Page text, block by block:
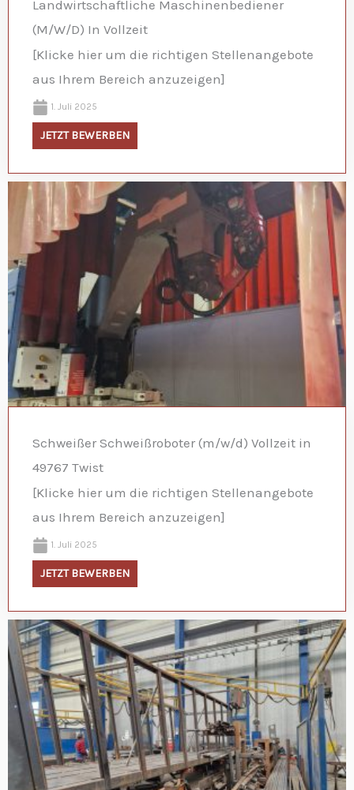
Landwirtschaftliche Maschinenbediener
(M/W/D) In Vollzeit
[Klicke hier um die richtigen Stellenangebote
aus Ihrem Bereich anzuzeigen]
1. Juli 2025
JETZT BEWERBEN
Schweißer Schweißroboter (m/w/d) Vollzeit in
49767 Twist
[Klicke hier um die richtigen Stellenangebote
aus Ihrem Bereich anzuzeigen]
1. Juli 2025
JETZT BEWERBEN